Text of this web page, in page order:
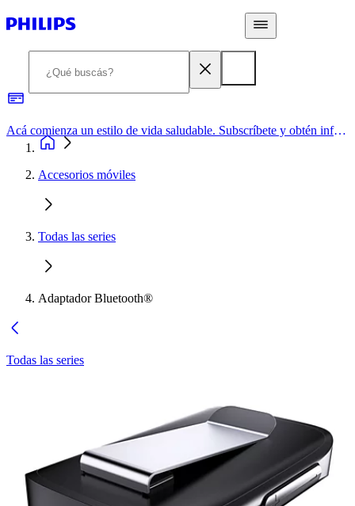
Acá comienza un estilo de vida saludable. Subscríbete y obtén información de primera mano
Accesorios móviles
Todas las series
Adaptador Bluetooth®
Todas las series